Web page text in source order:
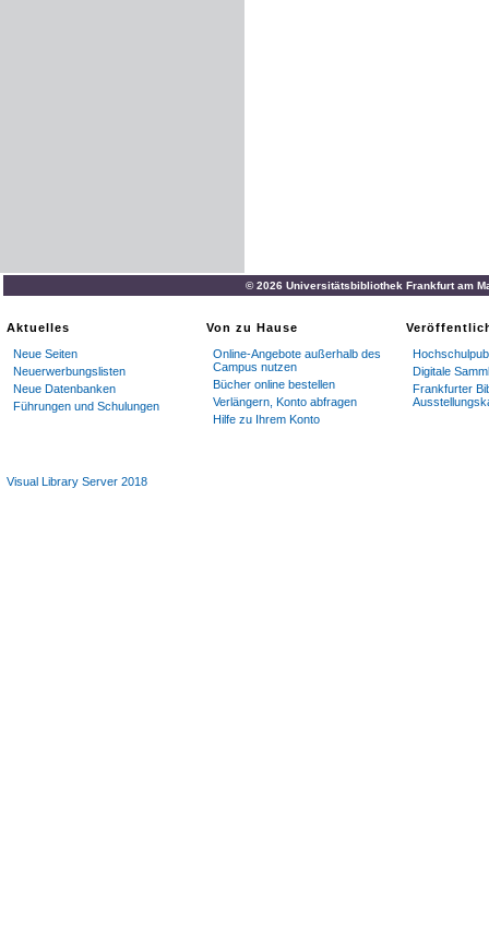
© 2026 Universitätsbibliothek Frankfurt am
Aktuelles
Neue Seiten
Neuerwerbungslisten
Neue Datenbanken
Führungen und Schulungen
Von zu Hause
Online-Angebote außerhalb des
Campus nutzen
Bücher online bestellen
Verlängern, Konto abfragen
Hilfe zu Ihrem Konto
Digitale
Frankfurter
Visual Library Server 2018